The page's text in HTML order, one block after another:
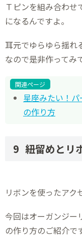
Ｔピンを組み合わせ
になるんですよ。
耳元でゆらゆら揺れ
なので是非作ってみ
関連ページ
星座みたい！
の作り方
紐留めとリ
リボンを使ったアク
今回はオーガンジー
の作り方のご紹介で